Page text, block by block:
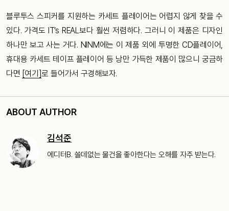
블루투스 스피커를 지원하는 카세트 플레이어는 어렵지 않게 찾을 수
있다. 가격도 IT’s REAL보다 훨씬 저렴하다. 그러니 이 제품은 디자인
하나만 보고 사는 거다. NINM에는 이 제품 외에 투명한 CD플레이어,
휴대용 카세트 테이프 플레이어 등 낭만 가득한 제품이 많으니 궁금하
다면 [여기]로 들어가서 구경해보자.
ABOUT AUTHOR
김석준
에디터B. 쓸데없는 물건을 좋아한다는 오해를 자주 받는다.